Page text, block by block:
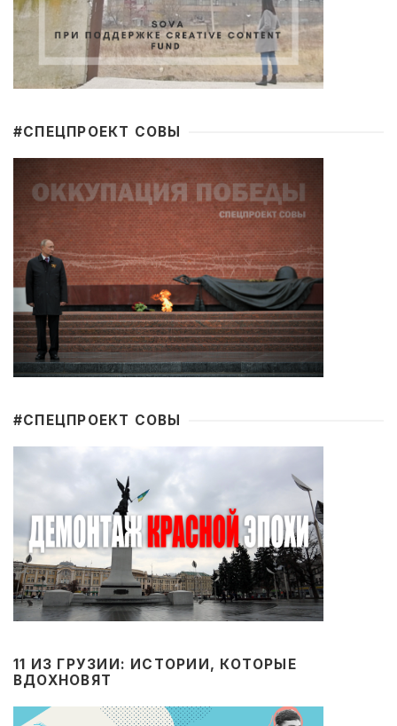
#CПЕЦПРОЕКТ СОВЫ
#CПЕЦПРОЕКТ СОВЫ
11 ИЗ ГРУЗИИ: ИСТОРИИ, КОТОРЫЕ
ВДОХНОВЯТ